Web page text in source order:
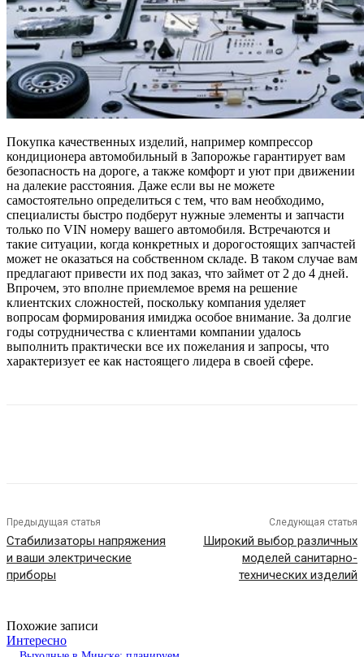
Покупка качественных изделий, например компрессор
кондиционера автомобильный в Запорожье гарантирует вам
безопасность на дороге, а также комфорт и уют при движении
на далекие расстояния. Даже если вы не можете
самостоятельно определиться с тем, что вам необходимо,
специалисты быстро подберут нужные элементы и запчасти
только по VIN номеру вашего автомобиля. Встречаются и
такие ситуации, когда конкретных и дорогостоящих запчастей
может не оказаться на собственном складе. В таком случае вам
предлагают привести их под заказ, что займет от 2 до 4 дней.
Впрочем, это вполне приемлемое время на решение
клиентских сложностей, поскольку компания уделяет
вопросам формирования имиджа особое внимание. За долгие
годы сотрудничества с клиентами компании удалось
выполнить практически все их пожелания и запросы, что
характеризует ее как настоящего лидера в своей сфере.
Предыдущая статья
Стабилизаторы напряжения
и ваши электрические
приборы
Следующая статья
Широкий выбор различных
моделей санитарно-
технических изделий
Похожие записи
Интересно